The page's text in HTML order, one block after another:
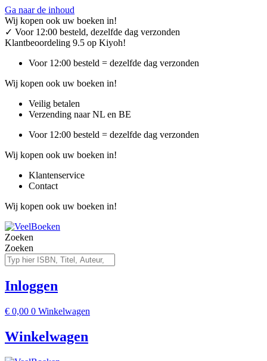
Ga naar de inhoud
Wij kopen ook uw boeken in!
✓ Voor 12:00 besteld, dezelfde dag verzonden
Klantbeoordeling 9.5 op Kiyoh!
Voor 12:00 besteld = dezelfde dag verzonden
Wij kopen ook uw boeken in!
Veilig betalen
Verzending naar NL en BE
Voor 12:00 besteld = dezelfde dag verzonden
Wij kopen ook uw boeken in!
Klantenservice
Contact
Wij kopen ook uw boeken in!
Zoeken
Zoeken
Inloggen
€ 0,00 0 Winkelwagen
Winkelwagen